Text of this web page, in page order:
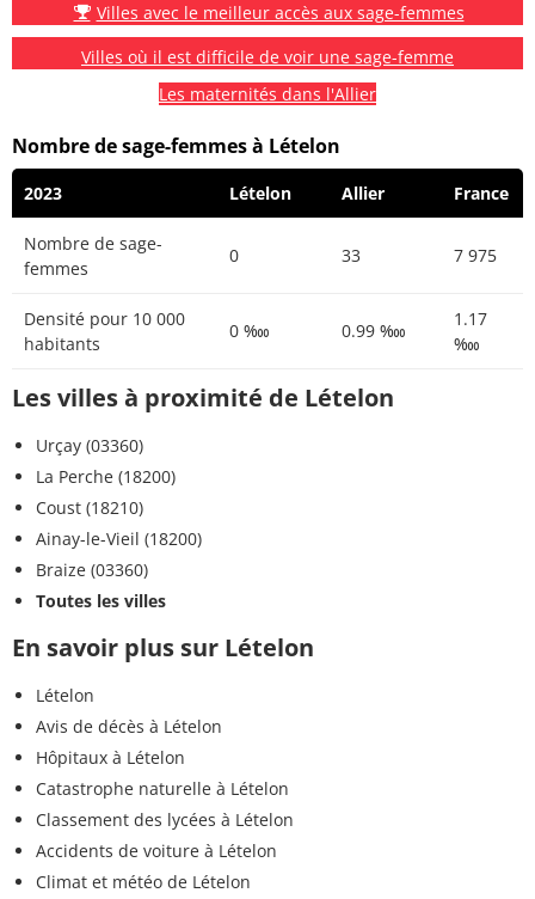
Villes avec le meilleur accès aux sage-femmes
Villes où il est difficile de voir une sage-femme
Les maternités dans l'Allier
Nombre de sage-femmes à Lételon
2023 Lételon Allier France
Nombre de sage-
femmes
0 33 7 975
Densité pour 10 000
habitants
0 ‱ 0.99 ‱
1.17
‱
Les villes à proximité de Lételon
Urçay (03360)
La Perche (18200)
Coust (18210)
Ainay-le-Vieil (18200)
Braize (03360)
Toutes les villes
En savoir plus sur Lételon
Lételon
Avis de décès à Lételon
Hôpitaux à Lételon
Catastrophe naturelle à Lételon
Classement des lycées à Lételon
Accidents de voiture à Lételon
Climat et météo de Lételon